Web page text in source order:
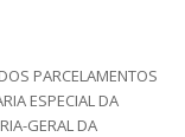
PARCELAMENTOS
ESPECIAL DA
GERAL DA